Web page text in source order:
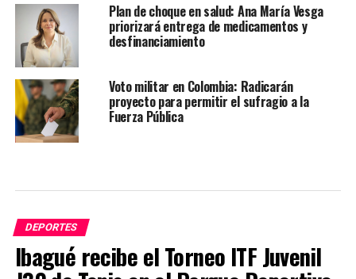
Plan de choque en salud: Ana María Vesga
priorizará entrega de medicamentos y
desfinanciamiento
Voto militar en Colombia: Radicarán
proyecto para permitir el sufragio a la
Fuerza Pública
DEPORTES
Ibagué recibe el Torneo ITF Juvenil